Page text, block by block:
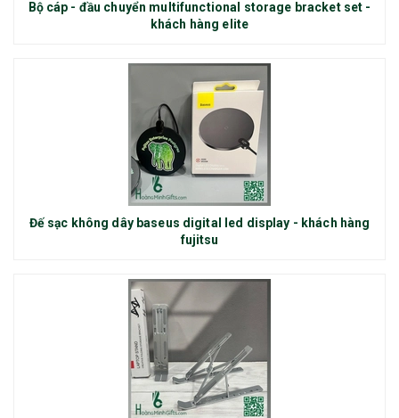
Bộ cáp - đầu chuyển multifunctional storage bracket set -
khách hàng elite
Đế sạc không dây baseus digital led display - khách hàng
fujitsu